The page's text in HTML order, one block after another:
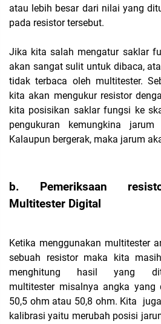
atau lebih besar dari nilai yang
pada resistor tersebut.
Jika kita salah mengatur saklar
akan sangat sulit untuk dibaca,
tidak terbaca oleh multitester.
kita akan mengukur resistor
kita posisikan saklar fungsi ke
pengukuran kemungkina
Kalaupun bergerak, maka jarum
b. Pemeriksaan
Multitester Digital
Ketika menggunakan multitester
sebuah resistor maka kita
menghitung hasil yang
multitester misalnya angka
50,5 ohm atau 50,8 ohm. Kita
kalibrasi yaitu merubah posisi